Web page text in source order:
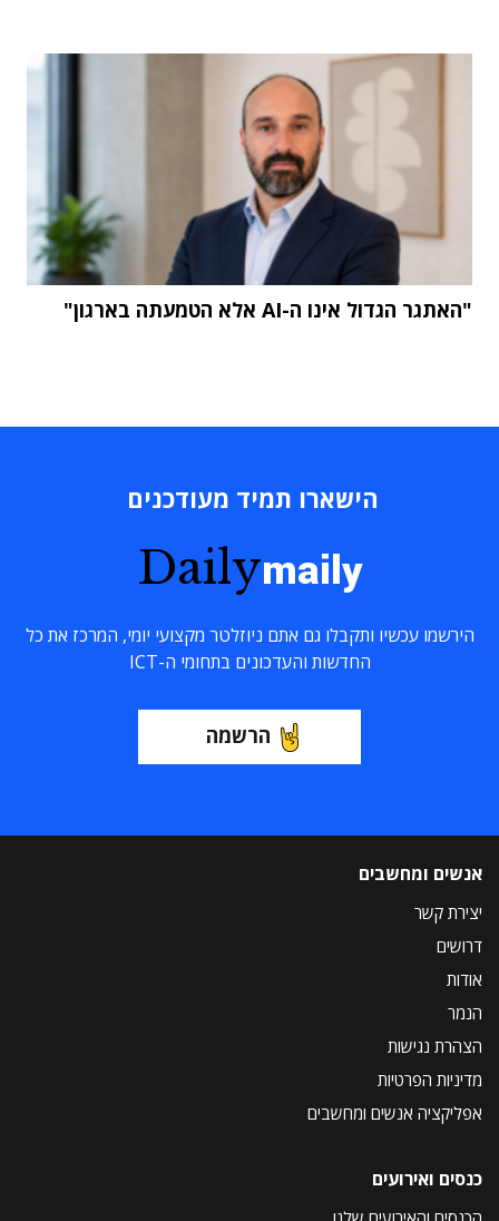
"האתגר הגדול אינו ה-AI אלא הטמעתה בארגון"
הישארו תמיד מעודכנים
Dailymaily
הירשמו עכשיו ותקבלו גם אתם ניוזלטר מקצועי יומי, המרכז את כל
החדשות והעדכונים בתחומי ה-ICT
הרשמה
אנשים ומחשבים
יצירת קשר
דרושים
אודות
הנמר
הצהרת נגישות
מדיניות הפרטיות
אפליקציה אנשים ומחשבים
כנסים ואירועים